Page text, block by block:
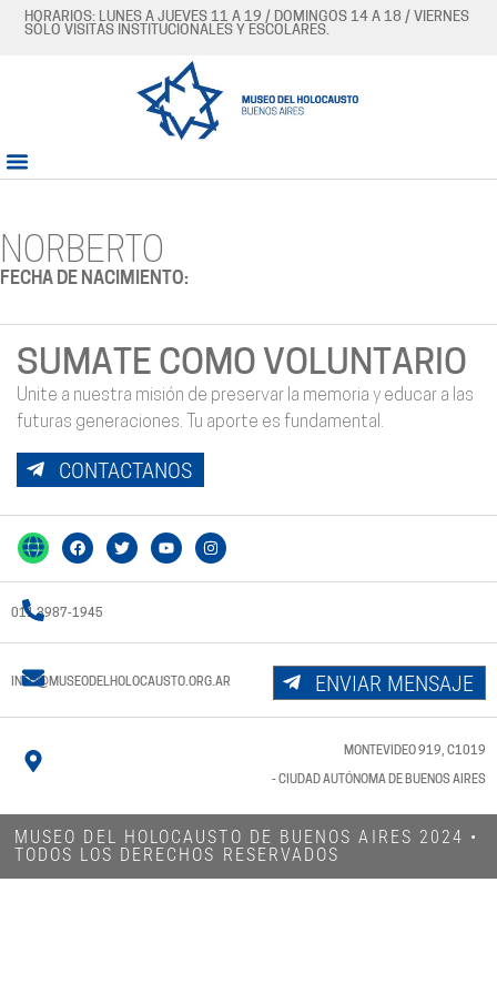
HORARIOS: LUNES A JUEVES 11 A 19 / DOMINGOS 14 A 18 / VIERNES
SÓLO VISITAS INSTITUCIONALES Y ESCOLARES.
NORBERTO
FECHA DE NACIMIENTO:
SUMATE COMO VOLUNTARIO
Unite a nuestra misión de preservar la memoria y educar a las
futuras generaciones. Tu aporte es fundamental.
CONTACTANOS
011 3987-1945
INFO@MUSEODELHOLOCAUSTO.ORG.AR ENVIAR MENSAJE
MONTEVIDEO 919, C1019
- CIUDAD AUTÓNOMA DE BUENOS AIRES
MUSEO DEL HOLOCAUSTO DE BUENOS AIRES 2024​ •
TODOS LOS DERECHOS RESERVADOS